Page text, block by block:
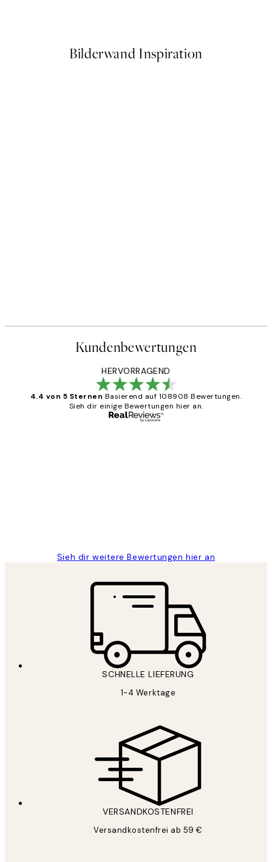
Bilderwand Inspiration
Kundenbewertungen
HERVORRAGEND
4.4 von 5 Sternen Basierend auf 108908 Bewertungen.
Sieh dir einige Bewertungen hier an.
Sieh dir weitere Bewertungen hier an
SCHNELLE LIEFERUNG
1-4 Werktage
VERSANDKOSTENFREI
Versandkostenfrei ab 59 €